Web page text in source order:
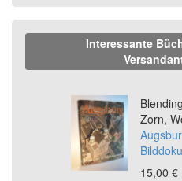
Interessante
Zorn,
15,00 €
Previous